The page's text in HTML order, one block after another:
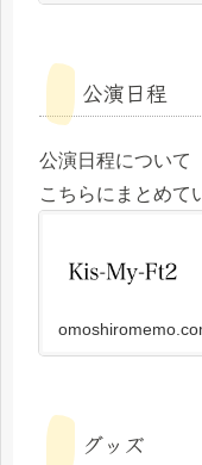
公演日程
公演日程について
こちらにまとめて
グッズ